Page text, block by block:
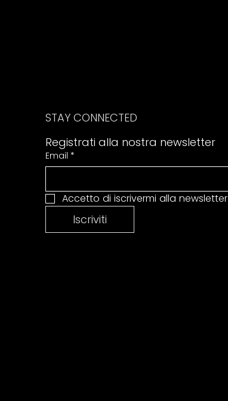
STAY CONNECTED
Registrati alla nostra newsletter
Email *
Accetto di iscrivermi alla newsletter
Iscriviti